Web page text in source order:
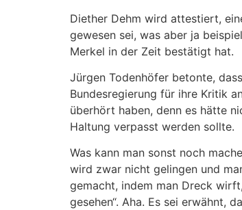
Diether Dehm wird attestiert,
gewesen sei, was aber ja
Merkel in der Zeit bestätigt hat.
Jürgen Todenhöfer betonte,
Bundesregierung für ihre Kritik
überhört haben, denn es hätte
Haltung verpasst werden sollte.
Was kann man sonst noch
wird zwar nicht gelingen und
gemacht, indem man Dreck
gesehen“. Aha. Es sei erwähnt,